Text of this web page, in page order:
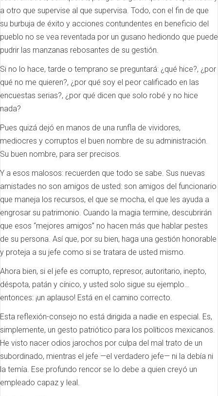
a otro que supervise al que supervisa. Todo, con el fin de que
su burbuja de éxito y acciones contundentes en beneficio del
pueblo no se vea reventada por un gusano hediondo que puede
pudrir las manzanas rebosantes de su gestión.
Si no lo hace, tarde o temprano se preguntará: ¿qué hice?, ¿por
qué no me quieren?, ¿por qué soy el peor calificado en las
encuestas serias?, ¿por qué dicen que solo robé y no hice
nada?
Pues quizá dejó en manos de una runfla de vividores,
mediocres y corruptos el buen nombre de su administración.
Su buen nombre, para ser precisos.
Y a esos malosos: recuerden que todo se sabe. Sus nuevas
amistades no son amigos de usted: son amigos del funcionario
que maneja los recursos, el que se mocha, el que les ayuda a
engrosar su patrimonio. Cuando la magia termine, descubrirán
que esos “mejores amigos” no hacen más que hablar pestes
de su persona. Así que, por su bien, haga una gestión honorable
y proteja a su jefe como si se tratara de usted mismo.
Ahora bien, si el jefe es corrupto, represor, autoritario, inepto,
déspota, patán y cínico, y usted solo sigue su ejemplo…
entonces: ¡un aplauso! Está en el camino correcto.
Esta reflexión-consejo no está dirigida a nadie en especial. Es,
simplemente, un gesto patriótico para los políticos mexicanos.
He visto nacer odios jarochos por culpa del mal trato de un
subordinado, mientras el jefe —el verdadero jefe— ni la debía ni
la temía. Ese profundo rencor se lo debe a quien creyó un
empleado capaz y leal.